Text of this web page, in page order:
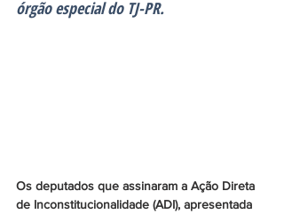
órgão especial do TJ-PR.
Os deputados que assinaram a Ação Direta
de Inconstitucionalidade (ADI), apresentada